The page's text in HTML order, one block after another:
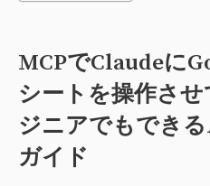
MCPでClaudeに
シートを操作さ
ジニアでもでき
ガイド